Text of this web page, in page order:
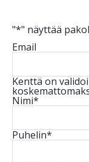
"*" näyttää
Email
Kenttä on
Nimi*
Puhelin*